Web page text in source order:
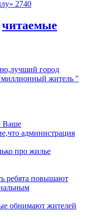
2740
читаемые
город
житель "
Ваше
администрация
про жилье
ребята повышают
обнимают жителей